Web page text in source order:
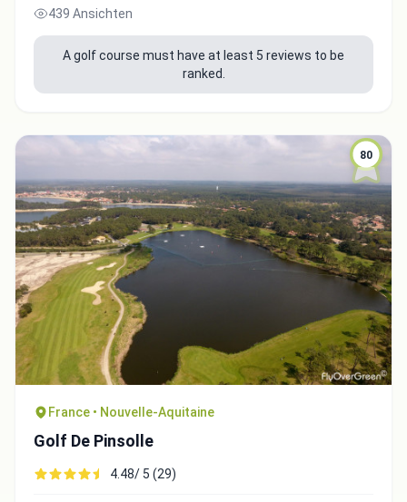
439 Ansichten
A golf course must have at least 5 reviews to be
ranked.
80
France • Nouvelle-Aquitaine
Golf De Pinsolle
4.48/ 5 (29)
Integrate video
Video choice: